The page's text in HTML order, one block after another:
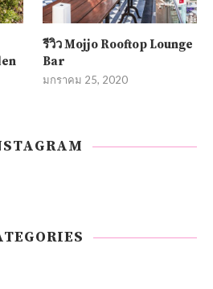
รีวิว Mojjo Rooftop Lounge
Bar
มกราคม 25, 2020